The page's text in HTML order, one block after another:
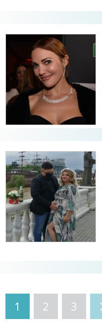
1 2 3